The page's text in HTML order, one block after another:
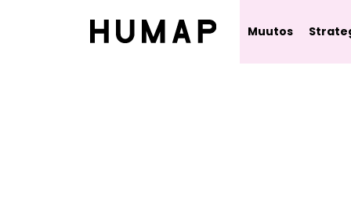
Muutos